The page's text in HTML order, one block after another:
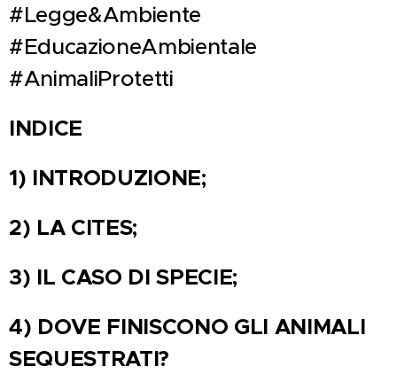
#Legge&Ambiente ⚖️🌿
#EducazioneAmbientale 📚
#AnimaliProtetti
INDICE
1) INTRODUZIONE;
2) LA CITES;
3) IL CASO DI SPECIE;
4) DOVE FINISCONO GLI ANIMALI
SEQUESTRATI?